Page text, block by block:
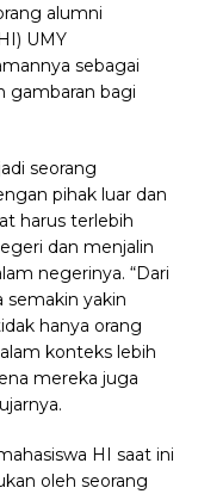
alumni
UMY
sebagai
gambaran bagi
seorang
pihak luar dan
harus terlebih
dan menjalin
negerinya. “Dari
semakin yakin
hanya orang
konteks lebih
mereka juga
HI saat ini
oleh seorang